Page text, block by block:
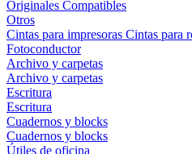
Originales Compatibles
Otros
Cintas para impresoras Cintas para
Fotoconductor
Archivo y carpetas
Archivo y carpetas
Escritura
Escritura
Cuadernos y blocks
Cuadernos y blocks
Útiles de oficina